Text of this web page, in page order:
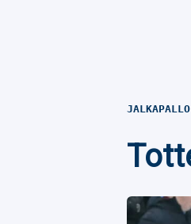
JALKAPALLO